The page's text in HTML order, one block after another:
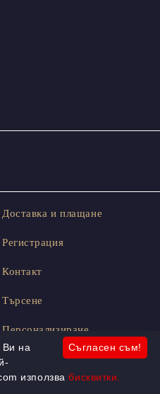
Доставка и плащане
Регистрация
Контакт
Търсене
Персонализиране
Блог
Съгласен съм!
Ви на
използвабисквитки.